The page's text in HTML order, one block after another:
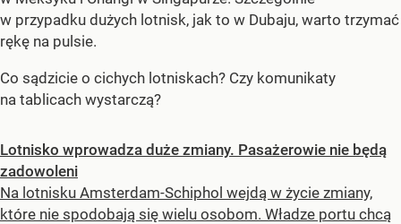
w przypadku dużych lotnisk, jak to w Dubaju, warto trzymać
rękę na pulsie.
Co sądzicie o cichych lotniskach? Czy komunikaty
na tablicach wystarczą?
Lotnisko wprowadza duże zmiany. Pasażerowie nie będą
zadowoleni
Na lotnisku Amsterdam-Schiphol wejdą w życie zmiany,
które nie spodobają się wielu osobom. Władze portu chcą